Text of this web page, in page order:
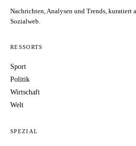
Nachrichten, Analysen und Trends, kuratiert
Sozialweb.
RESSORTS
Sport
Politik
Wirtschaft
Welt
SPEZIAL